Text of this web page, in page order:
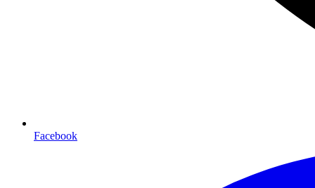
Facebook